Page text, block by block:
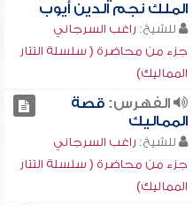
الملك نجم الدين أيوب
للشيخ: راغب السرجاني
جزء من محاضرة ( سلسلة التتار
المماليك)
الفهرس:قصة
المماليك
للشيخ: راغب السرجاني
جزء من محاضرة ( سلسلة التتار
المماليك)